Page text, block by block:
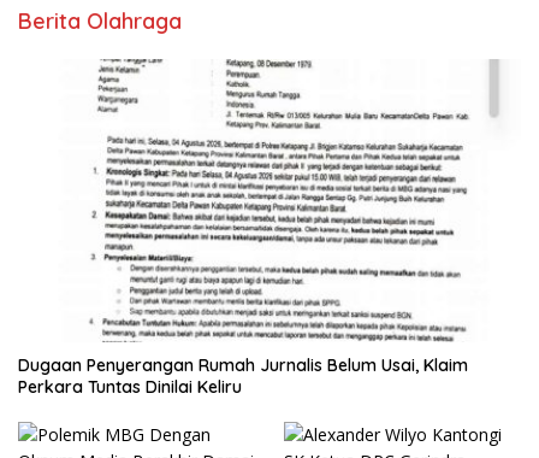
Berita Olahraga
Dugaan Penyerangan Rumah Jurnalis Belum Usai, Klaim
Perkara Tuntas Dinilai Keliru